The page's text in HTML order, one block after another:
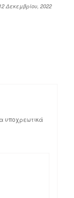
12 Δεκεμβρίου, 2022
υποχρεωτικά